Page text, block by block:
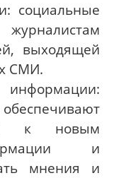
социальные
выходящей
СМИ.
к новым
и
мнения и